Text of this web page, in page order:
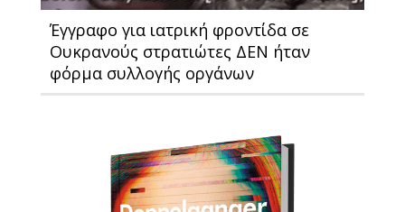
Έγγραφο για ιατρική φροντίδα σε
Ουκρανούς στρατιώτες ΔΕΝ ήταν
φόρμα συλλογής οργάνων